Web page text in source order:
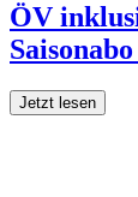
ÖV
Jetzt lesen